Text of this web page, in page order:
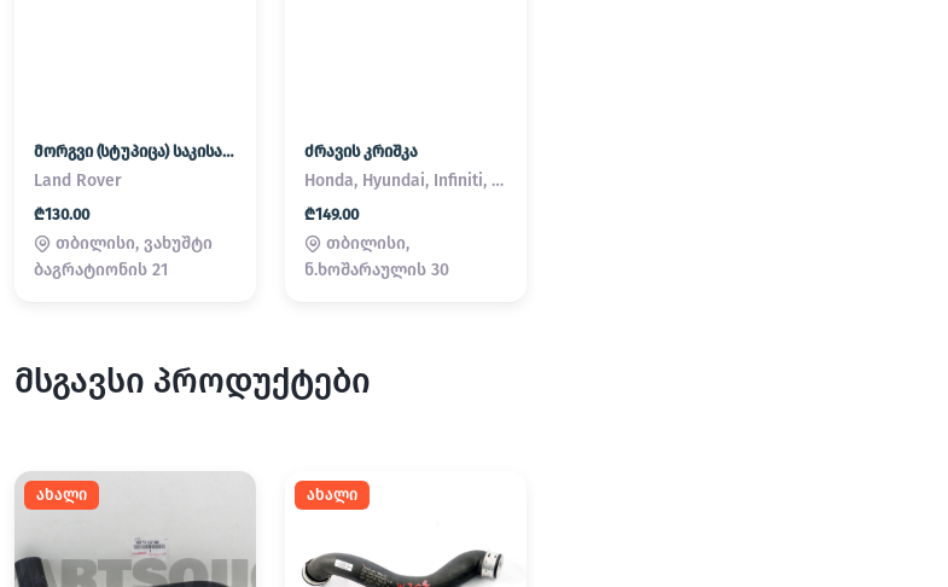
მორგვი (სტუპიცა) საკისარი Land Rover / Range Rover
Land Rover
₾130.00
თბილისი, ვახუშტი
ბაგრატიონის 21
ძრავის კრიშკა
Honda, Hyundai, Infiniti, Kia, Lexus, Mazda, Mitsubishi, Nissan, Subaru, Suzuki, Toyota
₾149.00
თბილისი,
ნ.ხოშარაულის 30
მსგავსი პროდუქტები
ახალი ახალი